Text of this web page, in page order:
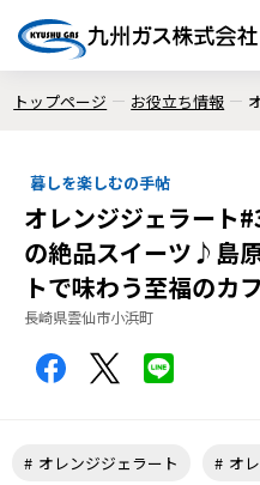
トップページ お役立ち情報
暮しを楽しむの手帖
オレンジジェラート
の絶品スイーツ♪島
トで味わう至福のカ
長崎県雲仙市小浜町
オレンジジェラート オ